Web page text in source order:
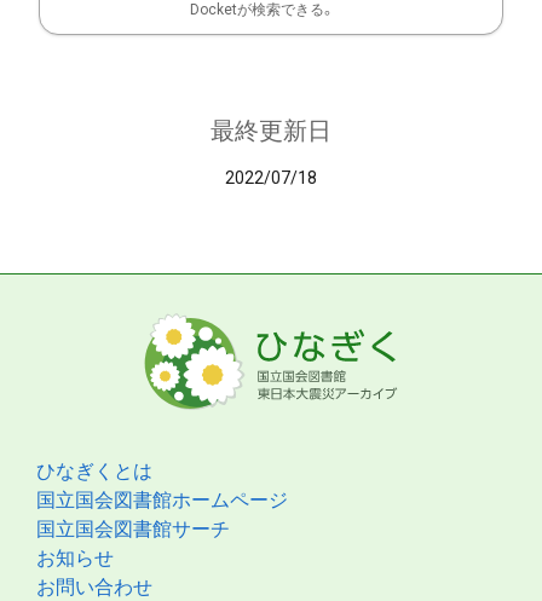
Docketが検索できる。
最終更新日
2022/07/18
ひなぎくとは
国立国会図書館ホームページ
国立国会図書館サーチ
お知らせ
お問い合わせ